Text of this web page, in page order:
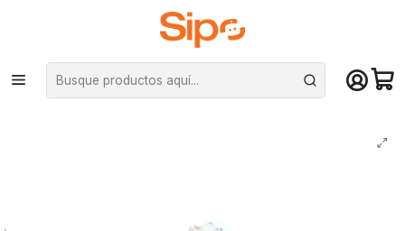
¡Compra hasta mediodía y recibe hoy! De lunes a sábado en el gran
Santiago. Envío gratis desde $29.990
Inicio Redes y conectividad Cables de Red
Cable de Red Patch Cord 3Mts Cat6 CCA RJ-45 100 Ohm Gris